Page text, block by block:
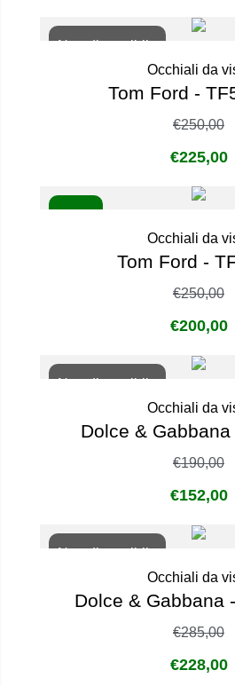
Non disponibile
Occhiali da
Tom Ford -
€250,00
€225,00
Occhiali da
Tom Ford -
€250,00
€200,00
Non disponibile
Occhiali da
Dolce &
€190,00
€152,00
Non disponibile
Occhiali da
Dolce & Gabbana
€285,00
€228,00